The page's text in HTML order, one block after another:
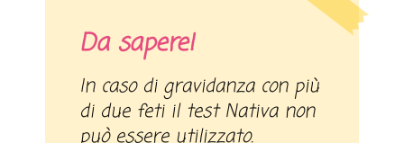
Da sapere!
In caso di gravidanza con più
di due feti il test Nativa non
può essere utilizzato.